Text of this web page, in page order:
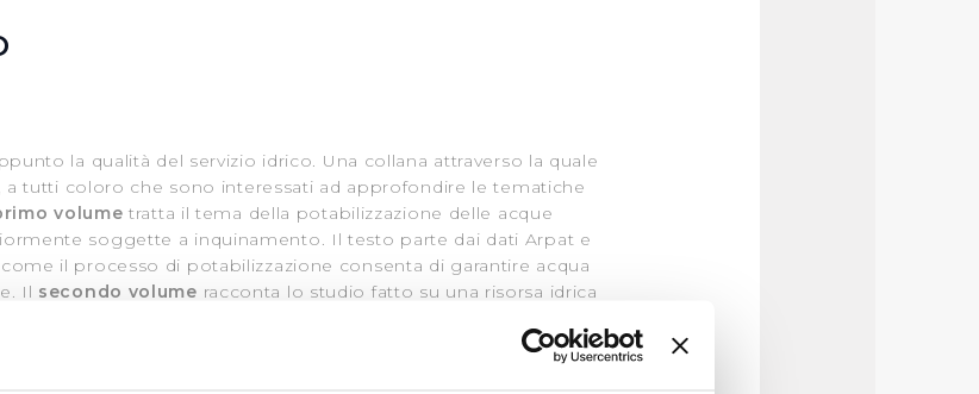
la qualità del servizio idrico. Una collana attraverso la quale
tutti coloro che sono interessati ad approfondire le tematiche
volume tratta il tema della potabilizzazione delle acque
soggette a inquinamento. Il testo parte dai dati Arpat e
il processo di potabilizzazione consenta di garantire acqua
Il secondo volume racconta lo studio fatto su una risorsa idrica
lo stato idrico ed ambientale di questa risorsa che ha avuto un
città di Prato e, successivamente, della sua industria tessile.
alla storia economica del distretto industriale pratese. I